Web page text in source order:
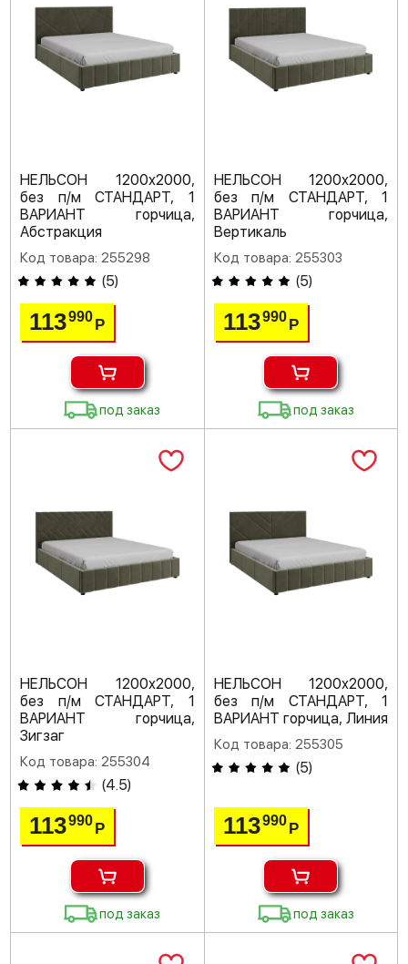
НЕЛЬСОН 1200х2000,
без п/м СТАНДАРТ, 1
ВАРИАНТ горчица,
Абстракция
Код товара: 255298
(5)
113990Р
под заказ
НЕЛЬСОН 1200х2000,
без п/м СТАНДАРТ, 1
ВАРИАНТ горчица,
Вертикаль
Код товара: 255303
(5)
113990 Р
под заказ
НЕЛЬСОН 1200х2000,
без п/м СТАНДАРТ, 1
ВАРИАНТ горчица,
Зигзаг
Код товара: 255304
(4.5)
113990Р
под заказ
НЕЛЬСОН 1200х2000,
без п/м СТАНДАРТ, 1
ВАРИАНТ горчица, Линия
Код товара: 255305
(5)
113990 Р
под заказ